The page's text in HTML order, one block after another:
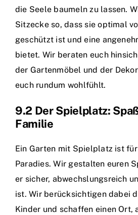
die Seele baumeln zu lassen.
Sitzecke so, dass sie optimal
geschützt ist und eine
bietet. Wir beraten euch
der Gartenmöbel und der
euch rundum wohlfühlt.
9.2 Der Spielplatz:
Familie
Ein Garten mit Spielplatz ist
Paradies. Wir gestalten euren
er sicher, abwechslungsreich
ist. Wir berücksichtigen dabei
Kinder und schaffen einen Ort,